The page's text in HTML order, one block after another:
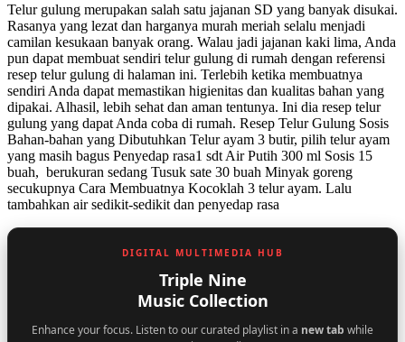
Telur gulung merupakan salah satu jajanan SD yang banyak disukai.
Rasanya yang lezat dan harganya murah meriah selalu menjadi
camilan kesukaan banyak orang. Walau jadi jajanan kaki lima, Anda
pun dapat membuat sendiri telur gulung di rumah dengan referensi
resep telur gulung di halaman ini. Terlebih ketika membuatnya
sendiri Anda dapat memastikan higienitas dan kualitas bahan yang
dipakai. Alhasil, lebih sehat dan aman tentunya. Ini dia resep telur
gulung yang dapat Anda coba di rumah. Resep Telur Gulung Sosis
Bahan-bahan yang Dibutuhkan Telur ayam 3 butir, pilih telur ayam
yang masih bagus Penyedap rasa1 sdt Air Putih 300 ml Sosis 15
buah, berukuran sedang Tusuk sate 30 buah Minyak goreng
secukupnya Cara Membuatnya Kocoklah 3 telur ayam. Lalu
tambahkan air sedikit-sedikit dan penyedap rasa
DIGITAL MULTIMEDIA HUB
Triple Nine
Music Collection
Enhance your focus. Listen to our curated playlist in a new tab while